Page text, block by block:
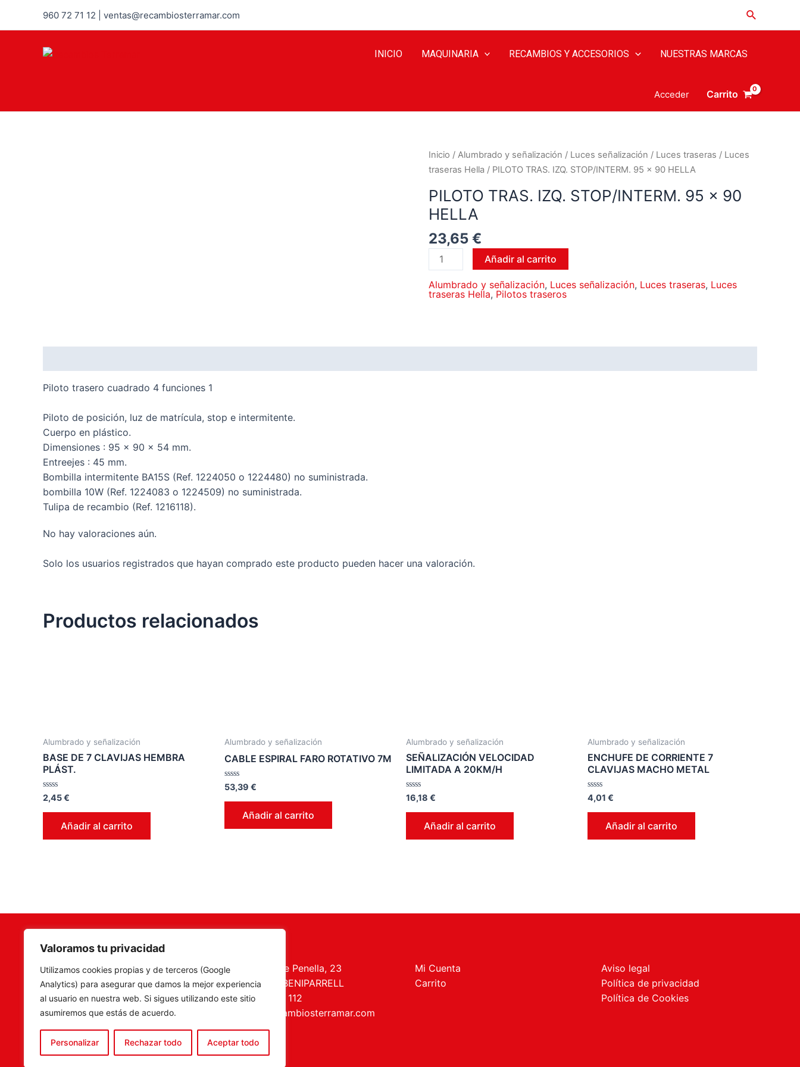
Valoramos tu privacidad
Utilizamos cookies propias y de terceros (Google
Analytics) para asegurar que damos la mejor experiencia
al usuario en nuestra web. Si sigues utilizando este sitio
asumiremos que estás de acuerdo.
Personalizar Rechazar todo Aceptar todo
960 72 71 12 | ventas@recambiosterramar.com
INICIO MAQUINARIA RECAMBIOS Y ACCESORIOS NUESTRAS MARCAS
Acceder Carrito
Inicio / Alumbrado y señalización / Luces señalización / Luces traseras / Luces
traseras Hella / PILOTO TRAS. IZQ. STOP/INTERM. 95 x 90 HELLA
PILOTO TRAS. IZQ. STOP/INTERM. 95 x 90
HELLA
23,65 €
Añadir al carrito
Alumbrado y señalización, Luces señalización, Luces traseras, Luces
traseras Hella, Pilotos traseros
Piloto trasero cuadrado 4 funciones 1
Piloto de posición, luz de matrícula, stop e intermitente.
Cuerpo en plástico.
Dimensiones : 95 x 90 x 54 mm.
Entreejes : 45 mm.
Bombilla intermitente BA15S (Ref. 1224050 o 1224480) no suministrada.
bombilla 10W (Ref. 1224083 o 1224509) no suministrada.
Tulipa de recambio (Ref. 1216118).
No hay valoraciones aún.
Solo los usuarios registrados que hayan comprado este producto pueden hacer una valoración.
Productos relacionados
Alumbrado y señalización
BASE DE 7 CLAVIJAS HEMBRA
PLÁST.
Valorado
en
0
2,45€
Añadir al carrito
Alumbrado y señalización
CABLE ESPIRAL FARO ROTATIVO 7M
Valorado
0
53,39 €
Añadir al carrito
Alumbrado y señalización
SEÑALIZACIÓN VELOCIDAD
LIMITADA A 20KM/H
Valorado
0
16,18 €
Añadir al carrito
Alumbrado y señalización
ENCHUFE DE CORRIENTE 7
CLAVIJAS MACHO METAL
Valorado
en
0
4,01 €
Añadir al carrito
Terramar Agrosoluciones
especialistas en venta de
maquinaria, recambios y
accesorios agrícolas, con una
amplia experiencia en el sector.
tenemos la solución más
completa para el porfesional
Camí Font de Penella, 23
C.P. 46469 BENIPARRELL
Tel. 960 727 112
ventas@recambiosterramar.com
Mi Cuenta
Carrito
Aviso legal
Política de privacidad
Política de Cookies